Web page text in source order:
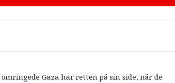
Gaza har retten på sin side, når de